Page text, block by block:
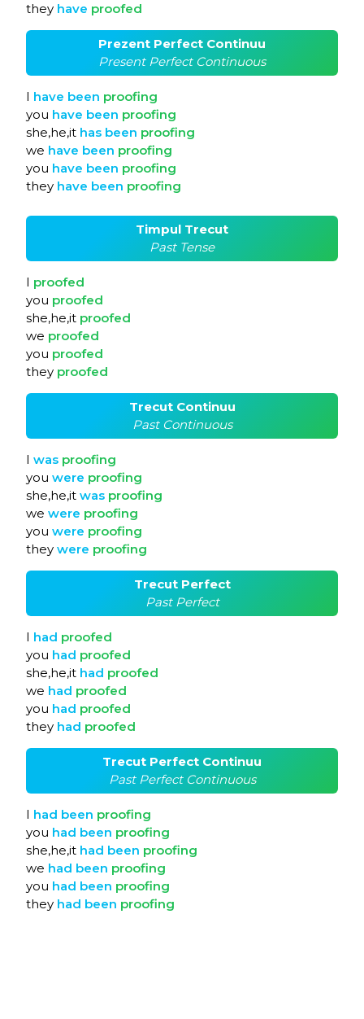
they have proofed
Prezent Perfect Continuu
Present Perfect Continuous
I have been proofing
you have been proofing
she,he,it has been proofing
we have been proofing
you have been proofing
they have been proofing
Timpul Trecut
Past Tense
I proofed
you proofed
she,he,it proofed
we proofed
you proofed
they proofed
Trecut Continuu
Past Continuous
I was proofing
you were proofing
she,he,it was proofing
we were proofing
you were proofing
they were proofing
Trecut Perfect
Past Perfect
I had proofed
you had proofed
she,he,it had proofed
we had proofed
you had proofed
they had proofed
Trecut Perfect Continuu
Past Perfect Continuous
I had been proofing
you had been proofing
she,he,it had been proofing
we had been proofing
you had been proofing
they had been proofing